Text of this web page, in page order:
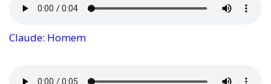
Claude: Homem